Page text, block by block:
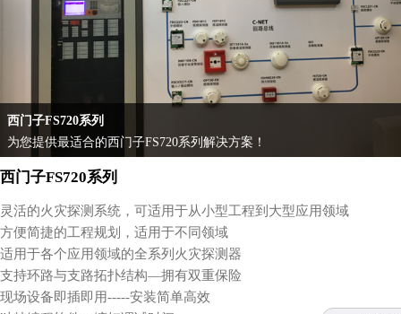
西门子FS720系列
为您提供最适合的西门子FS720系列解决方案！
西门子FS720系列
灵活的火灾探测系统，可适用于从小型工程到大型应用领域
方便简捷的工程规划，适用于不同领域
适用于各个应用领域的全系列火灾探测器
支持环路与支路拓扑结构—拥有双重保险
现场设备即插即用-----安装简单高效